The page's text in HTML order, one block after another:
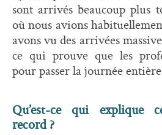
sont arrivés beaucoup plus
où nous avions
avons vu des arrivées
ce qui prouve que les
pour passer la journée
Qu’est-ce qui explique
record ?